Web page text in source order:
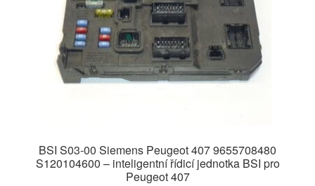
BSI S03-00 Siemens Peugeot 407 9655708480
S120104600 – inteligentní řídicí jednotka BSI pro
Peugeot 407